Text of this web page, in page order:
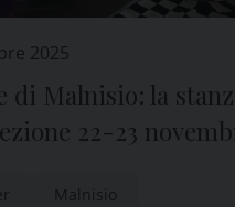
2025
di Malnisio: la
22-23
Malnisio